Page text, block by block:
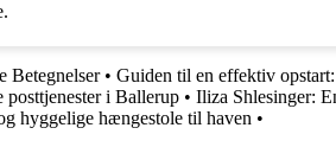
Betegnelser• Guiden til en effektiv
i Ballerup • Iliza Shlesinger:
hyggelige hængestole til haven •